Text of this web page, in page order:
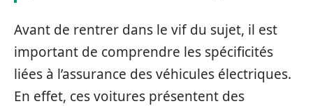
Avant de rentrer dans le vif du sujet, il est
important de comprendre les spécificités
liées à l’assurance des véhicules électriques.
En effet, ces voitures présentent des